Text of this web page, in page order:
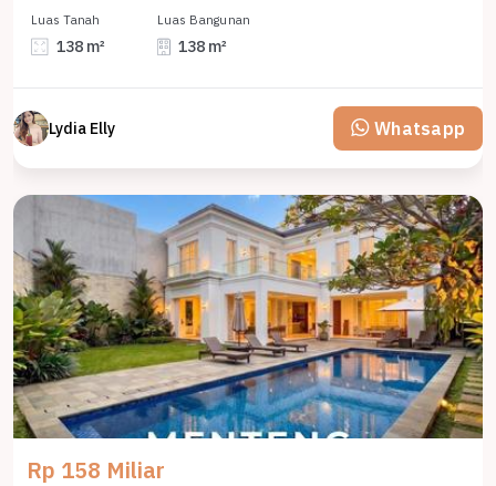
Luas Tanah
138 m²
Luas Bangunan
138 m²
Lydia Elly Whatsapp
Rp 158 Miliar